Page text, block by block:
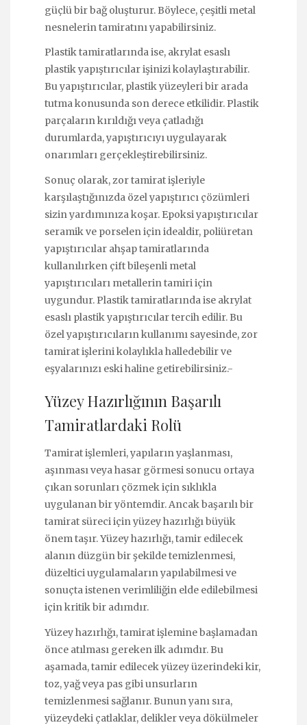
güçlü bir bağ oluşturur. Böylece, çeşitli metal
nesnelerin tamiratını yapabilirsiniz.
Plastik tamiratlarında ise, akrylat esaslı
plastik yapıştırıcılar işinizi kolaylaştırabilir.
Bu yapıştırıcılar, plastik yüzeyleri bir arada
tutma konusunda son derece etkilidir. Plastik
parçaların kırıldığı veya çatladığı
durumlarda, yapıştırıcıyı uygulayarak
onarımları gerçekleştirebilirsiniz.
Sonuç olarak, zor tamirat işleriyle
karşılaştığınızda özel yapıştırıcı çözümleri
sizin yardımınıza koşar. Epoksi yapıştırıcılar
seramik ve porselen için idealdir, poliüretan
yapıştırıcılar ahşap tamiratlarında
kullanılırken çift bileşenli metal
yapıştırıcıları metallerin tamiri için
uygundur. Plastik tamiratlarında ise akrylat
esaslı plastik yapıştırıcılar tercih edilir. Bu
özel yapıştırıcıların kullanımı sayesinde, zor
tamirat işlerini kolaylıkla halledebilir ve
eşyalarınızı eski haline getirebilirsiniz.-
Yüzey Hazırlığının Başarılı
Tamiratlardaki Rolü
Tamirat işlemleri, yapıların yaşlanması,
aşınması veya hasar görmesi sonucu ortaya
çıkan sorunları çözmek için sıklıkla
uygulanan bir yöntemdir. Ancak başarılı bir
tamirat süreci için yüzey hazırlığı büyük
önem taşır. Yüzey hazırlığı, tamir edilecek
alanın düzgün bir şekilde temizlenmesi,
düzeltici uygulamaların yapılabilmesi ve
sonuçta istenen verimliliğin elde edilebilmesi
için kritik bir adımdır.
Yüzey hazırlığı, tamirat işlemine başlamadan
önce atılması gereken ilk adımdır. Bu
aşamada, tamir edilecek yüzey üzerindeki kir,
toz, yağ veya pas gibi unsurların
temizlenmesi sağlanır. Bunun yanı sıra,
yüzeydeki çatlaklar, delikler veya dökülmeler